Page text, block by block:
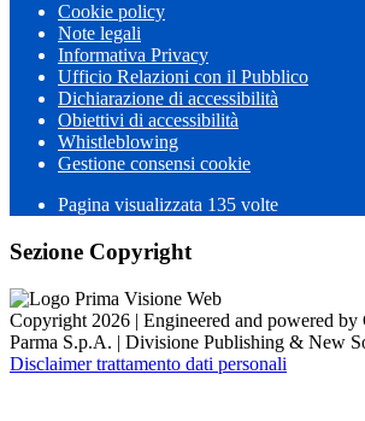
Cookie policy
Note legali
Informativa Privacy
Ufficio Relazioni con il Pubblico
Dichiarazione di accessibilità
Obiettivi di accessibilità
Whistleblowing
Gestione consensi cookie
Pagina visualizzata 135 volte
Sezione Copyright
Copyright 2026 | Engineered and powered by
Parma S.p.A. | Divisione Publishing & New
Disclaimer trattamento dati personali